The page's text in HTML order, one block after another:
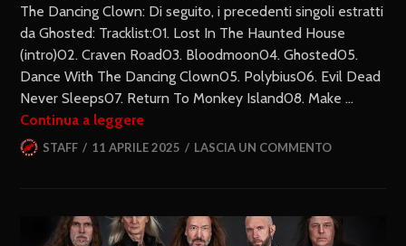
The Dancing Clown: Di seguito, i precedenti singoli estratti
da Ghosted: Tracklist:01. Lost In The Haunted House
(intro)02. Craven Road03. Bloodmoon04. Ghosted05.
Dance With The Dancing Clown05. Polybius06. Evil Dead
Never Sleeps07. Return To Monkey Island08. Make …
Continua a leggere
STAFF 11 APRILE 2025 LASCIA UN COMMENTO